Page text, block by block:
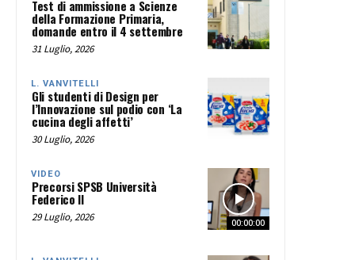
Test di ammissione a Scienze
della Formazione Primaria,
domande entro il 4 settembre
31 Luglio, 2026
L. VANVITELLI
Gli studenti di Design per
l’Innovazione sul podio con ‘La
cucina degli affetti’
30 Luglio, 2026
00:00:00
VIDEO
Precorsi SPSB Università
Federico II
29 Luglio, 2026